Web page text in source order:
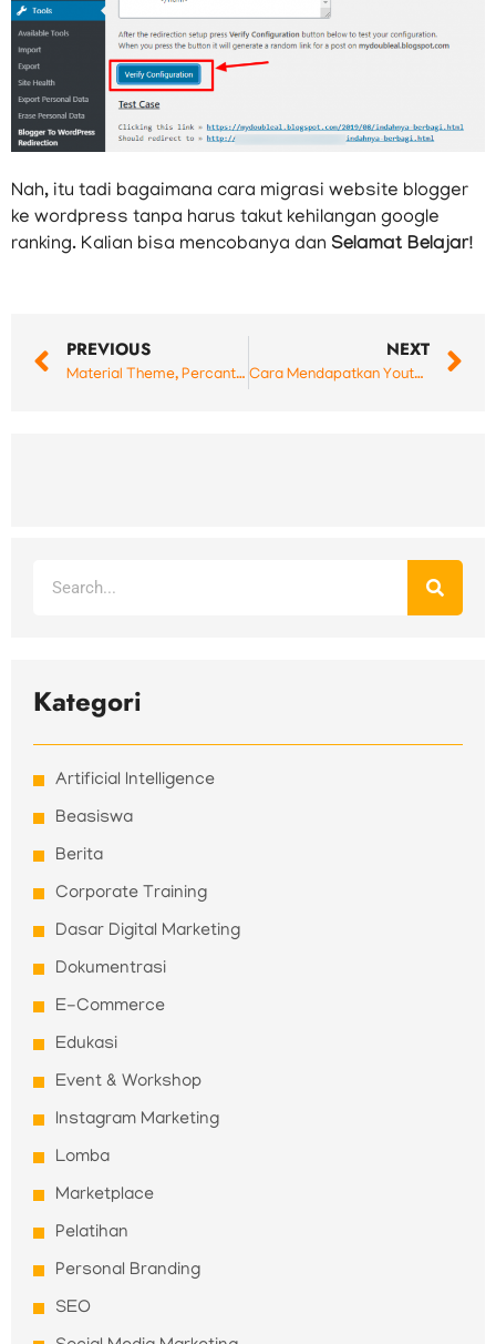
Nah, itu tadi bagaimana cara migrasi website blogger
ke wordpress tanpa harus takut kehilangan google
ranking. Kalian bisa mencobanya dan Selamat Belajar!
PREVIOUS
Material Theme, Percantik Sublime Text 3 Kamu
NEXT
Cara Mendapatkan Youtube API Key dengan Mudah
Kategori
Artificial Intelligence
Beasiswa
Berita
Corporate Training
Dasar Digital Marketing
Dokumentrasi
E-Commerce
Edukasi
Event & Workshop
Instagram Marketing
Lomba
Marketplace
Pelatihan
Personal Branding
SEO